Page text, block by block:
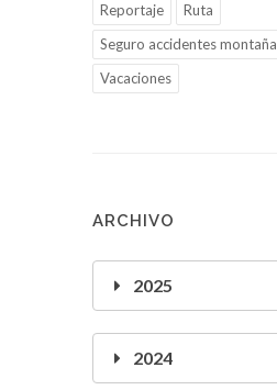
Reportaje
Ruta
Seguro accidentes montaña
Vacaciones
ARCHIVO
2025
2024